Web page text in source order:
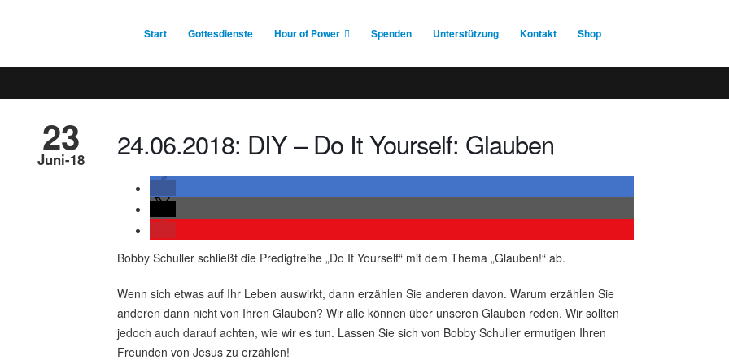
Start Gottesdienste Hour of Power Spenden Unterstützung Kontakt Shop
23
Juni-18 24.06.2018: DIY – Do It Yourself: Glauben
Bobby Schuller schließt die Predigtreihe „Do It Yourself“ mit dem Thema „Glauben!“ ab.
Wenn sich etwas auf Ihr Leben auswirkt, dann erzählen Sie anderen davon. Warum erzählen Sie
anderen dann nicht von Ihren Glauben? Wir alle können über unseren Glauben reden. Wir sollten
jedoch auch darauf achten, wie wir es tun. Lassen Sie sich von Bobby Schuller ermutigen Ihren
Freunden von Jesus zu erzählen!